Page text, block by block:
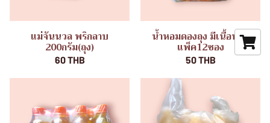
แม่จันนวล พริกลาบ
200กรัม(ถุง)
60 THB
น้ำหอมดองถุง มีเนื้อหอม
แพ็ค12ซอง
50 THB